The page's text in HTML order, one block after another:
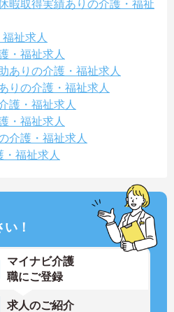
暇取得実績ありの介護・福祉
祉求人
・福祉求人
ありの介護・福祉求人
りの介護・福祉求人
護・福祉求人
・福祉求人
介護・福祉求人
福祉求人
！
マイナビ介護
職にご登録
求人のご紹介